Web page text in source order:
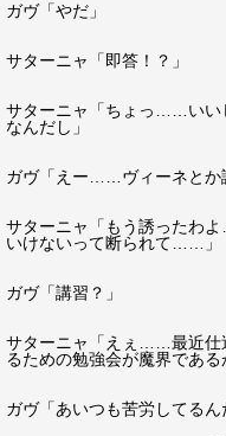
ガヴ「やだ」
サターニャ「即答！？」
サターニャ「ちょっ……いい
なんだし」
ガヴ「えー……ヴィーネとか
サターニャ「もう誘ったわ
いけないって断られて……」
ガヴ「講習？」
サターニャ「えぇ……最近仕
るための勉強会が魔界である
ガヴ「あいつも苦労してる